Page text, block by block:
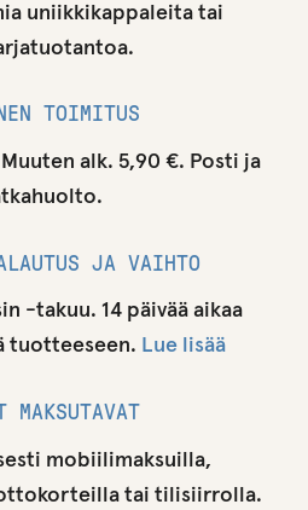
uniikkikappaleita tai
TOIMITUS
alk. 5,90 €. Posti ja
JA VAIHTO
-takuu. 14 päivää aikaa
tuotteeseen. Lue lisää
MAKSUTAVAT
mobiilimaksuilla,
tai tilisiirrolla.